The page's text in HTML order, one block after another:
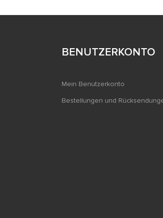
BENUTZERKONTO
Mein Benutzerkonto
Bestellungen und